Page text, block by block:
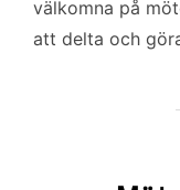
välkomna på
att delta och